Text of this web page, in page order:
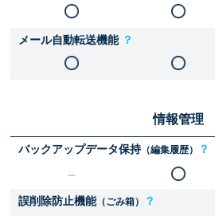
メール自動転送機能 ？
情報管理
バックアップデータ保持（編集履歴） ？
誤削除防止機能（ごみ箱） ？